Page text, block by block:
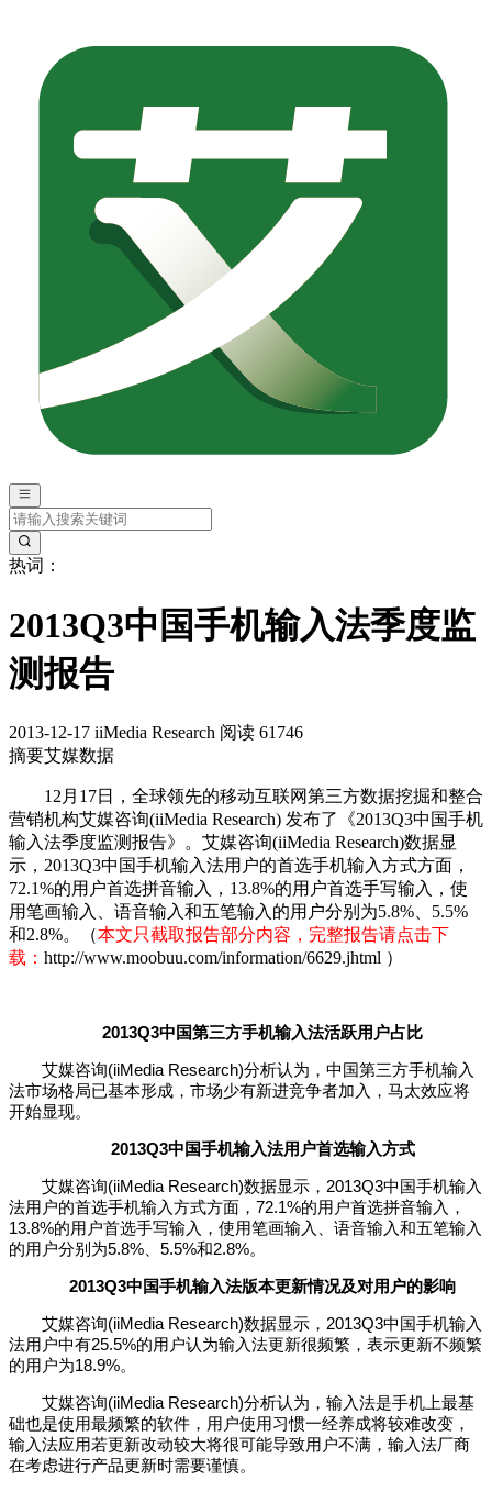
热词：
2013Q3中国手机输入法季度监
测报告
2013-12-17 iiMedia Research 阅读 61746
摘要艾媒数据
12月17日，全球领先的移动互联网第三方数据挖掘和整合
营销机构艾媒咨询(iiMedia Research) 发布了《2013Q3中国手机
输入法季度监测报告》。艾媒咨询(iiMedia Research)数据显
示，2013Q3中国手机输入法用户的首选手机输入方式方面，
72.1%的用户首选拼音输入，13.8%的用户首选手写输入，使
用笔画输入、语音输入和五笔输入的用户分别为5.8%、5.5%
和2.8%。（本文只截取报告部分内容，完整报告请点击下
载： http://www.moobuu.com/information/6629.jhtml ）
2013Q3中国第三方手机输入法活跃用户占比
艾媒咨询(iiMedia Research)分析认为，中国第三方手机输入
法市场格局已基本形成，市场少有新进竞争者加入，马太效应将
开始显现。
2013Q3中国手机输入法用户首选输入方式
艾媒咨询(iiMedia Research)数据显示，2013Q3中国手机输入
法用户的首选手机输入方式方面，72.1%的用户首选拼音输入，
13.8%的用户首选手写输入，使用笔画输入、语音输入和五笔输入
的用户分别为5.8%、5.5%和2.8%。
2013Q3中国手机输入法版本更新情况及对用户的影响
艾媒咨询(iiMedia Research)数据显示，2013Q3中国手机输入
法用户中有25.5%的用户认为输入法更新很频繁，表示更新不频繁
的用户为18.9%。
艾媒咨询(iiMedia Research)分析认为，输入法是手机上最基
础也是使用最频繁的软件，用户使用习惯一经养成将较难改变，
输入法应用若更新改动较大将很可能导致用户不满，输入法厂商
在考虑进行产品更新时需要谨慎。